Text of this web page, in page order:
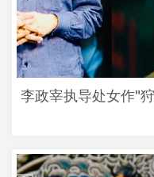
李政宰执导处女作"